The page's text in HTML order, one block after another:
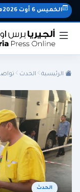
الجزائر الجالية
اقتصاد رياضة
الخميس 6 أوت 2026م
الرئيسية الحدث
الحدث